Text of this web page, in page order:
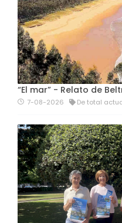
“El mar” - Relato de
7-08-2026 De total